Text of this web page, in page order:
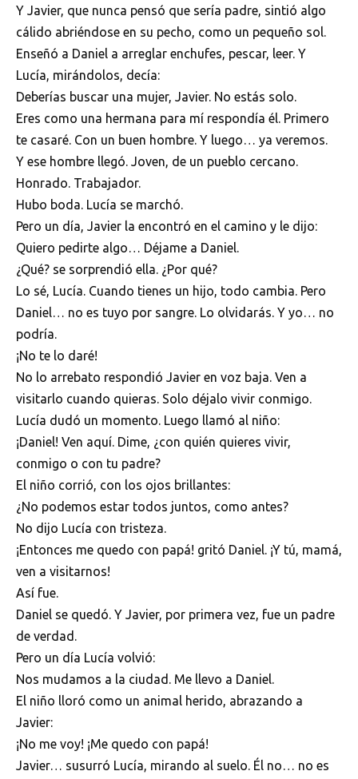
Y Javier, que nunca pensó que sería padre, sintió algo
cálido abriéndose en su pecho, como un pequeño sol.
Enseñó a Daniel a arreglar enchufes, pescar, leer. Y
Lucía, mirándolos, decía:
Deberías buscar una mujer, Javier. No estás solo.
Eres como una hermana para mí respondía él. Primero
te casaré. Con un buen hombre. Y luego… ya veremos.
Y ese hombre llegó. Joven, de un pueblo cercano.
Honrado. Trabajador.
Hubo boda. Lucía se marchó.
Pero un día, Javier la encontró en el camino y le dijo:
Quiero pedirte algo… Déjame a Daniel.
¿Qué? se sorprendió ella. ¿Por qué?
Lo sé, Lucía. Cuando tienes un hijo, todo cambia. Pero
Daniel… no es tuyo por sangre. Lo olvidarás. Y yo… no
podría.
¡No te lo daré!
No lo arrebato respondió Javier en voz baja. Ven a
visitarlo cuando quieras. Solo déjalo vivir conmigo.
Lucía dudó un momento. Luego llamó al niño:
¡Daniel! Ven aquí. Dime, ¿con quién quieres vivir,
conmigo o con tu padre?
El niño corrió, con los ojos brillantes:
¿No podemos estar todos juntos, como antes?
No dijo Lucía con tristeza.
¡Entonces me quedo con papá! gritó Daniel. ¡Y tú, mamá,
ven a visitarnos!
Así fue.
Daniel se quedó. Y Javier, por primera vez, fue un padre
de verdad.
Pero un día Lucía volvió:
Nos mudamos a la ciudad. Me llevo a Daniel.
El niño lloró como un animal herido, abrazando a
Javier:
¡No me voy! ¡Me quedo con papá!
Javier… susurró Lucía, mirando al suelo. Él no… no es